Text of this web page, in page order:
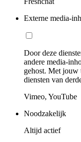
Externe media-
Door deze
andere media-
gehost. Met jouw
diensten van
Vimeo, YouTube
Noodzakelijk
Altijd actief